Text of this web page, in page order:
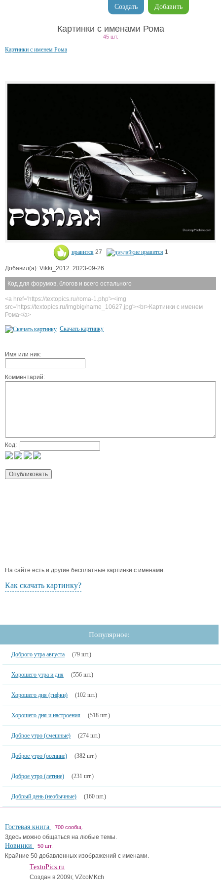
Добавить
Создать
Картинки с именами Рома
45 шт.
Картинки с именем Рома
нравится 27 не нравится 1
Добавил(а): Vikki_2012. 2023-09-26
Код для форумов, блогов и всего остального
<a href='https://textopics.ru/roma-1.php'><img
src='https://textopics.ru/imgbig/name_10627.jpg'><br>Картинки с именем
Рома</a>
Скачать картинку
Имя или ник:
Комментарий:
Код:
На сайте есть и другие бесплатные картинки с именами.
Как скачать картинку?
Популярное:
Доброго утра августа (79 шт.)
Хорошего утра и дня (556 шт.)
Хорошего дня (гифки) (102 шт.)
Хорошего дня и настроения (518 шт.)
Доброе утро (смешные) (274 шт.)
Доброе утро (осенние) (382 шт.)
Доброе утро (летние) (231 шт.)
Добрый день (необычные) (160 шт.)
Гостевая книга 700 сообщ.
Здесь можно общаться на любые темы.
Новинки 50 шт.
Крайние 50 добавленных изображений с именами.
TextoPics.ru
Создан в 2009г, VZcoMKch